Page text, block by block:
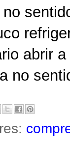
abrir
no